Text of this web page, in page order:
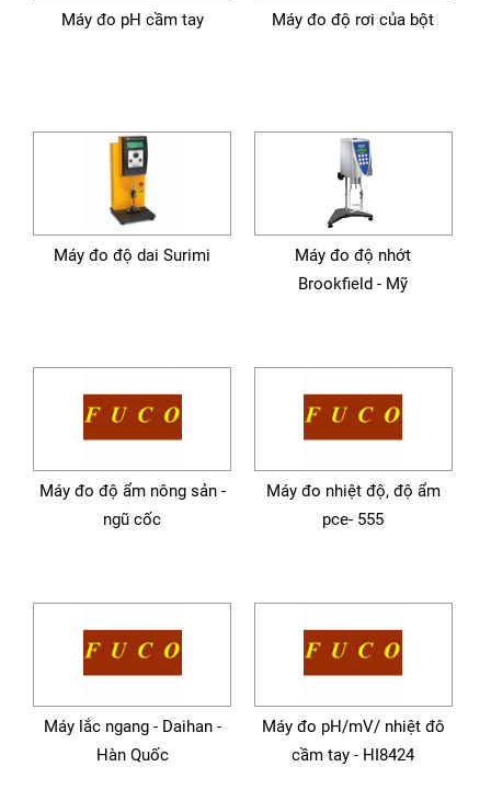
Máy đo pH cầm tay Máy đo độ rơi của bột
Máy đo độ dai Surimi
Máy đo độ nhớt
Brookfield - Mỹ
Máy đo độ ẩm nông sản -
ngũ cốc
Máy đo nhiệt độ, độ ẩm
pce- 555
Máy lắc ngang - Daihan -
Hàn Quốc
Máy đo pH/mV/ nhiệt đô
cầm tay - HI8424